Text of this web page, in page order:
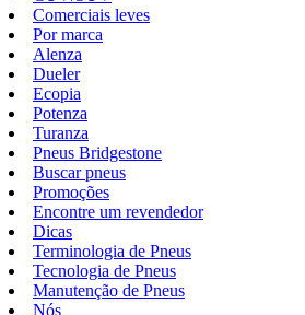
Comerciais leves
Por marca
Alenza
Dueler
Ecopia
Potenza
Turanza
Pneus Bridgestone
Buscar pneus
Promoções
Encontre um revendedor
Dicas
Terminologia de Pneus
Tecnologia de Pneus
Manutenção de Pneus
Nós